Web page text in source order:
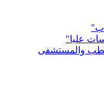
عليا"
والمستشفى